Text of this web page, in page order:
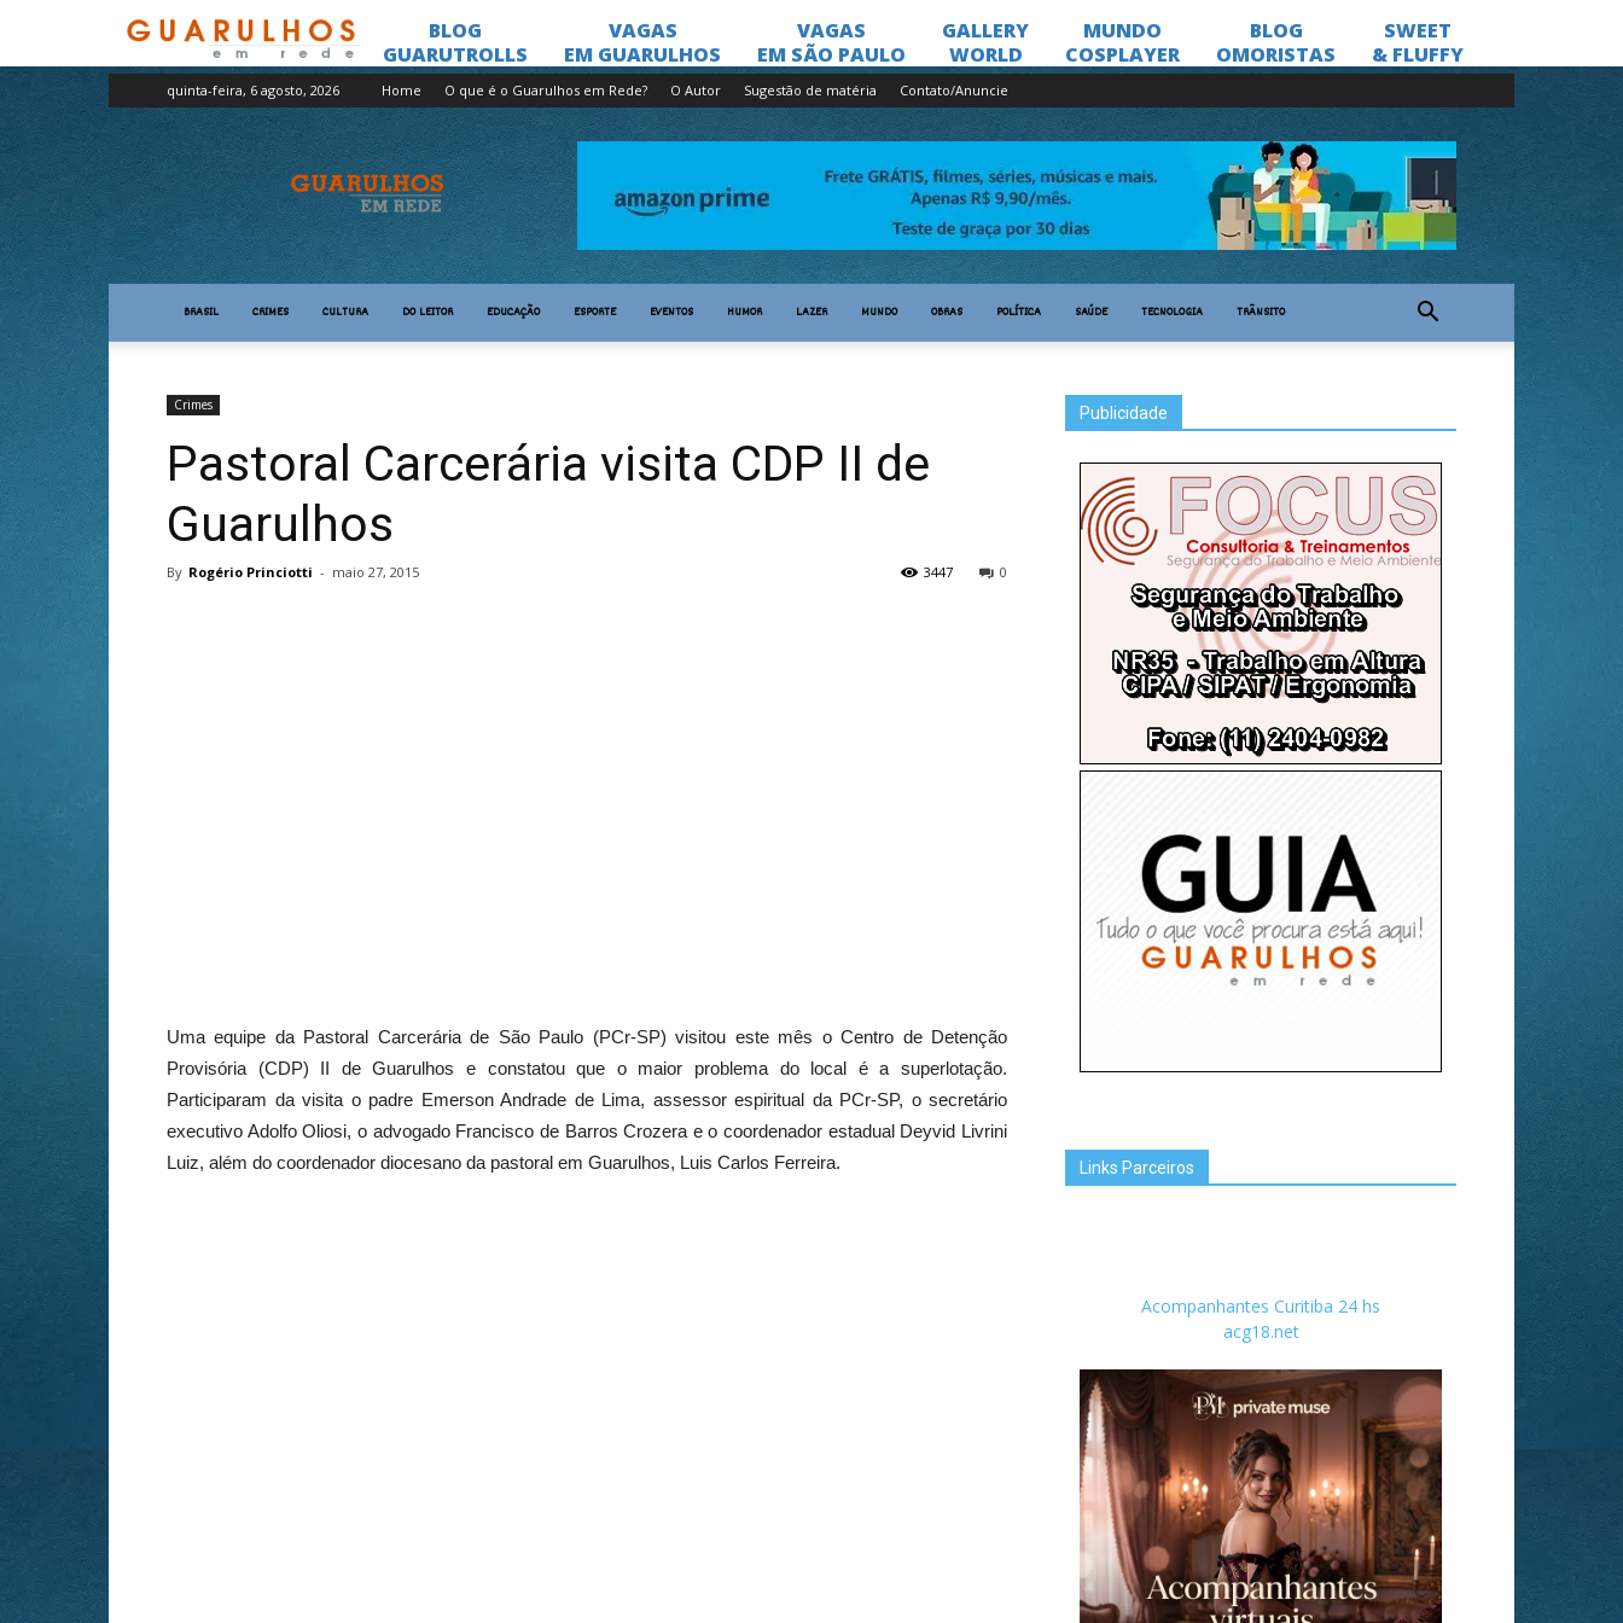
quinta-feira, 6 agosto, 2026 Home O que é o Guarulhos em Rede? O Autor Sugestão de matéria Contato/Anuncie
Guarulhos
em
Rede
BRASIL CRIMES CULTURA DO LEITOR EDUCAÇÃO ESPORTE EVENTOS HUMOR LAZER MUNDO OBRAS POLÍTICA SAÚDE TECNOLOGIA TRÂNSITO
Crimes
Pastoral Carcerária visita CDP II de
Guarulhos
By Rogério Princiotti - maio 27, 2015 0
3447
Uma equipe da Pastoral Carcerária de São Paulo (PCr-SP) visitou este mês o Centro de Detenção
Provisória (CDP) II de Guarulhos e constatou que o maior problema do local é a superlotação.
Participaram da visita o padre Emerson Andrade de Lima, assessor espiritual da PCr-SP, o secretário
executivo Adolfo Oliosi, o advogado Francisco de Barros Crozera e o coordenador estadual Deyvid Livrini
Luiz, além do coordenador diocesano da pastoral em Guarulhos, Luis Carlos Ferreira.
Publicidade
Links Parceiros
Acompanhantes Curitiba 24 hs
acg18.net